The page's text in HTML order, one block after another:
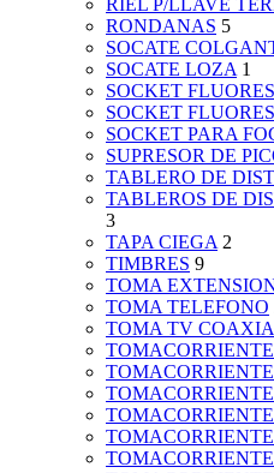
RIEL P/LLAVE
RONDANAS 5
SOCATE
SOCATE LOZA 1
SOCKET
SOCKET
SOCKET PARA
SUPRESOR DE
TABLERO DE
TABLEROS DE
3
TAPA CIEGA 2
TIMBRES 9
TOMA
TOMA TELEFONO
TOMA TV